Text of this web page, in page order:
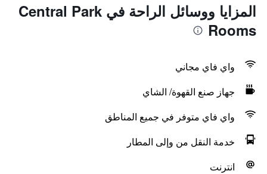
المزايا ووسائل الراحة في Central Park
Rooms
واي فاي مجاني
جهاز صنع القهوة/ الشاي
واي فاي متوفر في جميع المناطق
خدمة النقل من وإلى المطار
انترنت